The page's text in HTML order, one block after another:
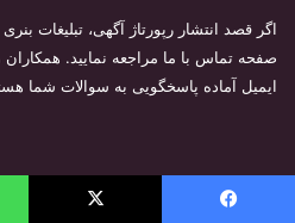
اگر قصد انتشار رپورتاژ آگهی، تبلیغات
صفحه تماس با ما مراجعه نمایید.
ایمیل آماده پاسخگویی به سوالات شما